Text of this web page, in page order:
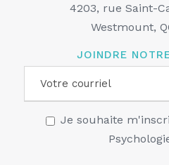
4203, rue Saint-
Westmount,
JOINDRE
Je souhaite